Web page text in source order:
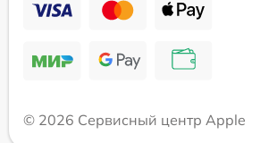
© 2026 Сервисный центр Apple